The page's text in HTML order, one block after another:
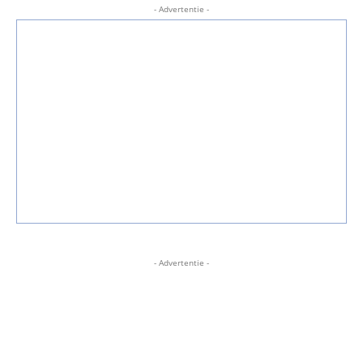
- Advertentie -
- Advertentie -